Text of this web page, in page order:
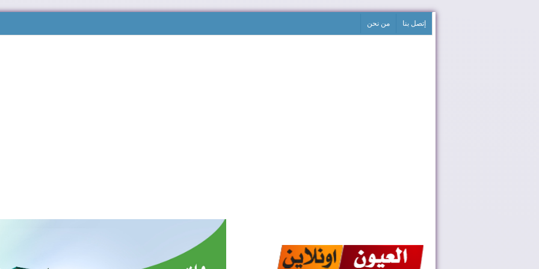
إتصل بنا من نحن